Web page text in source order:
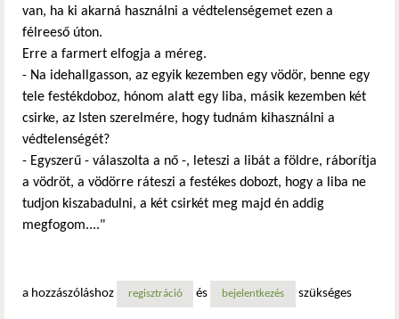
van, ha ki akarná használni a védtelenségemet ezen a
félreeső úton.
Erre a farmert elfogja a méreg.
- Na idehallgasson, az egyik kezemben egy vödör, benne egy
tele festékdoboz, hónom alatt egy liba, másik kezemben két
csirke, az Isten szerelmére, hogy tudnám kihasználni a
védtelenségét?
- Egyszerű - válaszolta a nő -, leteszi a libát a földre, ráborítja
a vödröt, a vödörre ráteszi a festékes dobozt, hogy a liba ne
tudjon kiszabadulni, a két csirkét meg majd én addig
megfogom...."
a hozzászóláshoz regisztráció és bejelentkezés szükséges